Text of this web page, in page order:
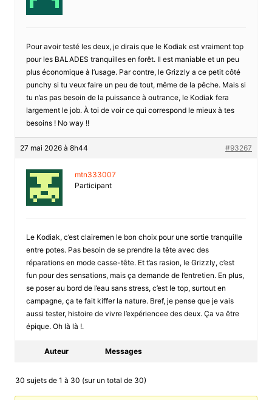
Pour avoir testé les deux, je dirais que le Kodiak est vraiment top
pour les BALADES tranquilles en forêt. Il est maniable et un peu
plus économique à l’usage. Par contre, le Grizzly a ce petit côté
punchy si tu veux faire un peu de tout, même de la pêche. Mais si
tu n’as pas besoin de la puissance à outrance, le Kodiak fera
largement le job. À toi de voir ce qui correspond le mieux à tes
besoins ! No way !!
27 mai 2026 à 8h44 #93267
mtn333007
Participant
Le Kodiak, c’est clairemen le bon choix pour une sortie tranquille
entre potes. Pas besoin de se prendre la tête avec des
réparations en mode casse-tête. Et t’as rasion, le Grizzly, c’est
fun pour des sensations, mais ça demande de l’entretien. En plus,
se poser au bord de l’eau sans stress, c’est le top, surtout en
campagne, ça te fait kiffer la nature. Bref, je pense que je vais
aussi tester, histoire de vivre l’expériencee des deux. Ça va être
épique. Oh là là !.
Auteur Messages
30 sujets de 1 à 30 (sur un total de 30)